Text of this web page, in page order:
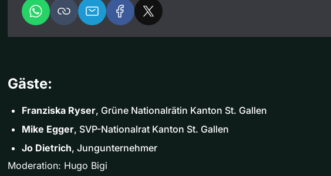
Gäste:
Franziska Ryser, Grüne Nationalrätin Kanton St. Gallen
Mike Egger, SVP-Nationalrat Kanton St. Gallen
Jo Dietrich, Jungunternehmer
Moderation: Hugo Bigi